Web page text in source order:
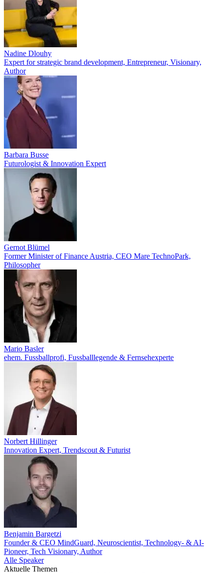
Nadine Dlouhy
Expert for strategic brand development, Entrepreneur, Visionary,
Author
Barbara Busse
Futurologist & Innovation Expert
Gernot Blümel
Former Minister of Finance Austria, CEO Mare TechnoPark,
Philosopher
Mario Basler
ehem. Fussballprofi, Fussballlegende & Fernsehexperte
Norbert Hillinger
Innovation Expert, Trendscout & Futurist
Benjamin Bargetzi
Founder & CEO MindGuard, Neuroscientist, Technology- & AI-
Pioneer, Tech Visionary, Author
Alle Speaker
Aktuelle Themen